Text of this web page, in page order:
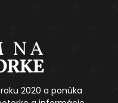
2020 a ponúka